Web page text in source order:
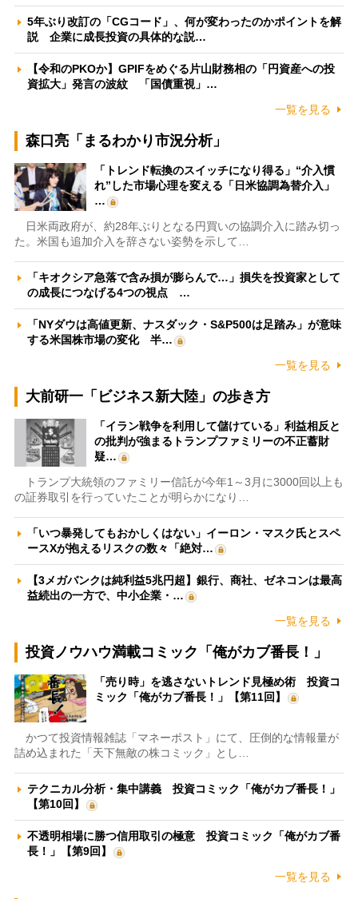
5年ぶり改訂の「CGコード」、何が変わったのかポイントを解
説 企業に成長投資の具体的な説…
【令和のPKOか】GPIFをめぐる片山財務相の「円資産への投
資拡大」発言の波紋 「国債重視」…
一覧を見る
森口亮「まるわかり市況分析」
「トレンド転換のスイッチになり得る」“介入慣
れ”した市場心理を変える「日米協調為替介入」
…
日米両政府が、約28年ぶりとなる円買いの協調介入に踏み切っ
た。米国も追加介入を辞さない姿勢を示して…
「キオクシア急落で含み損が膨らんで…」損失を投資家として
の成長につなげる4つの視点 …
「NYダウは高値更新、ナスダック・S&P500は足踏み」が意味
する米国株市場の変化 半…
一覧を見る
大前研一「ビジネス新大陸」の歩き方
「イラン戦争を利用して儲けている」利益相反と
の批判が強まるトランプファミリーの不正蓄財
疑…
トランプ大統領のファミリー信託が今年1～3月に3000回以上も
の証券取引を行っていたことが明らかになり…
「いつ暴発してもおかしくはない」イーロン・マスク氏とスペ
ースXが抱えるリスクの数々「絶対…
【3メガバンクは純利益5兆円超】銀行、商社、ゼネコンは最高
益続出の一方で、中小企業・…
一覧を見る
投資ノウハウ満載コミック「俺がカブ番長！」
「売り時」を逃さないトレンド見極め術 投資コ
ミック「俺がカブ番長！」【第11回】
かつて投資情報雑誌「マネーポスト」にて、圧倒的な情報量が
詰め込まれた「天下無敵の株コミック」とし…
テクニカル分析・集中講義 投資コミック「俺がカブ番長！」
【第10回】
不透明相場に勝つ信用取引の極意 投資コミック「俺がカブ番
長！」【第9回】
一覧を見る